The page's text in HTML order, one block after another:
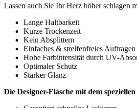
Lassen auch Sie Ihr Herz höher schlagen
Lange Haltbarkeit
Kurze Trockenzeit
Kein Absplittern
Einfaches & streifenfreies Auftragen
Hohe Farbintensität durch UV-
Optimaler Schutz
Starker Glanz
Die Designer-Flasche mit dem